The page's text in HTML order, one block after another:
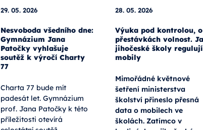
29. 05. 2026
Nesvoboda všedního dne:
Gymnázium Jana
Patočky vyhlašuje
soutěž k výročí Charty
77
Charta 77 bude mít
padesát let. Gymnázium
prof. Jana Patočky k této
příležitosti otevírá
28. 05. 2026
Výuka pod kontrolou, o
přestávkách volnost.
jihočeské školy regulují
mobily
Mimořádné květnové
šetření ministerstva
školství přineslo přesná
data o mobilech ve
školách. Zatímco v